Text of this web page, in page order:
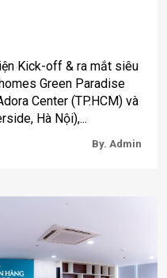
Kick-off & ra mắt siêu
Green Paradise
Center (TP.HCM) và
Hà Nội),...
By. Admin